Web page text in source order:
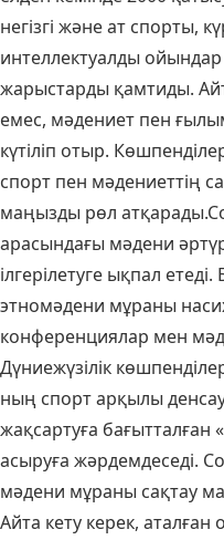
негізгі және ат спорты,
интеллектуалды ойындар
жарыстарды қамтиды.
емес, мәдениет пен
күтіліп отыр.
спорт пен мәдениеттің
маңызды рөл
арасындағы мәдени
ілгерілетуге ықпал
этномәдени мұраны
конференциялар мен
Дүниежүзілік
ның спорт арқылы
жақсартуға бағытталған
асыруға жәрдемдеседі.
мәдени мұраны сақтау
Айта кету керек, аталған